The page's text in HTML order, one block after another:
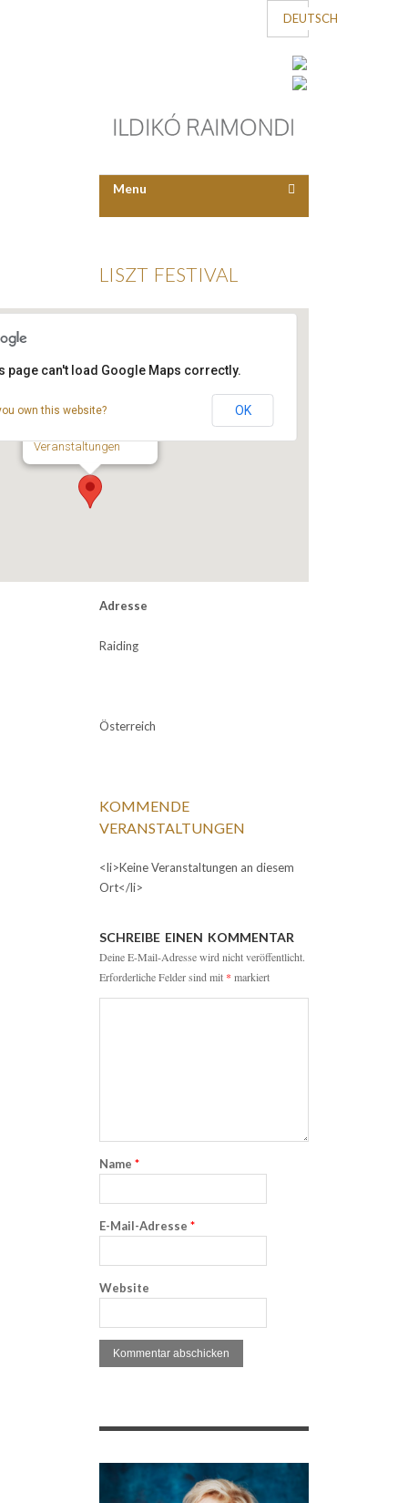
DEUTSCH
Menu
LISZT FESTIVAL
Veranstaltungen
page can't load Google Maps correctly.
own this website? OK
Adresse
Raiding
Österreich
KOMMENDE
VERANSTALTUNGEN
<li>Keine Veranstaltungen an diesem
Ort</li>
SCHREIBE EINEN KOMMENTAR
Deine E-Mail-Adresse wird nicht veröffentlicht.
Erforderliche Felder sind mit * markiert
Name *
E-Mail-Adresse *
Website